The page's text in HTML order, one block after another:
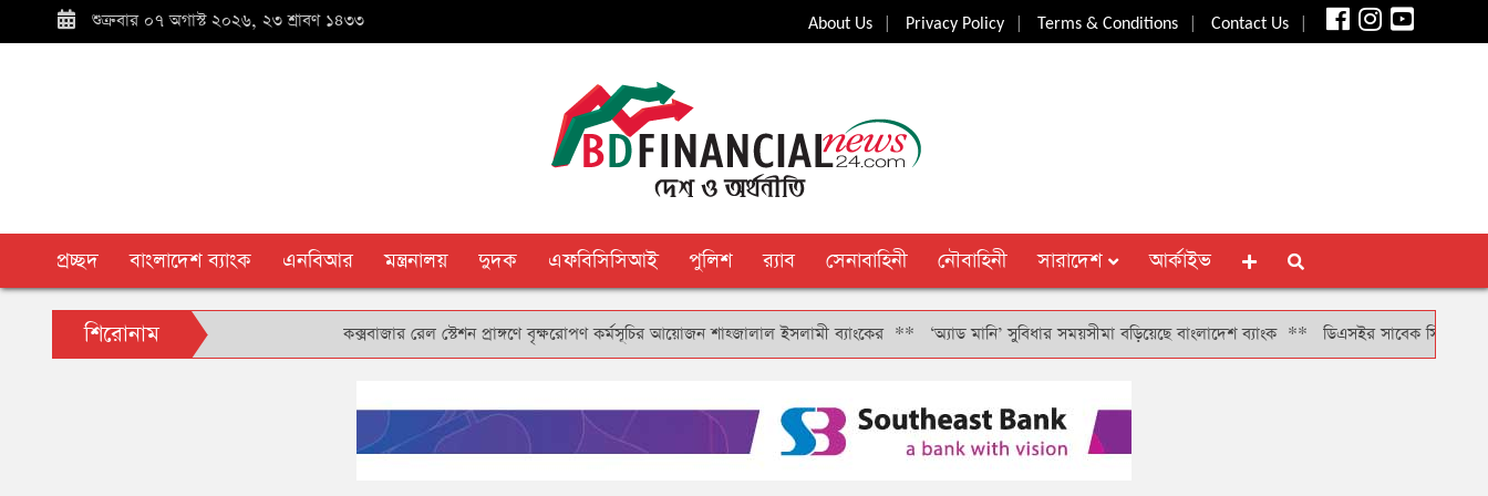
শুক্রবার ০৭ অগাস্ট ২০২৬, ২৩ শ্রাবণ ১৪৩৩ About Us| Privacy Policy| Terms & Conditions| Contact Us|
প্রচ্ছদ বাংলাদেশ ব্যাংক এনবিআর মন্ত্রনালয় দুদক এফবিসিসিআই পুলিশ র‍্যাব সেনাবাহিনী নৌবাহিনী সারাদেশ আর্কাইভ
শিরোনাম কক্সবাজার রেল স্টেশন প্রাঙ্গণে বৃক্ষরোপণ কর্মসূচির আয়োজন শাহ্জালাল ইসলামী ব্যাংকের**‘অ্যাড মানি’ সুবিধার সময়সীমা বড়িয়েছে বাংলাদেশ ব্যাংক**ডিএসইর সাবেক সিআরও খাইরুল